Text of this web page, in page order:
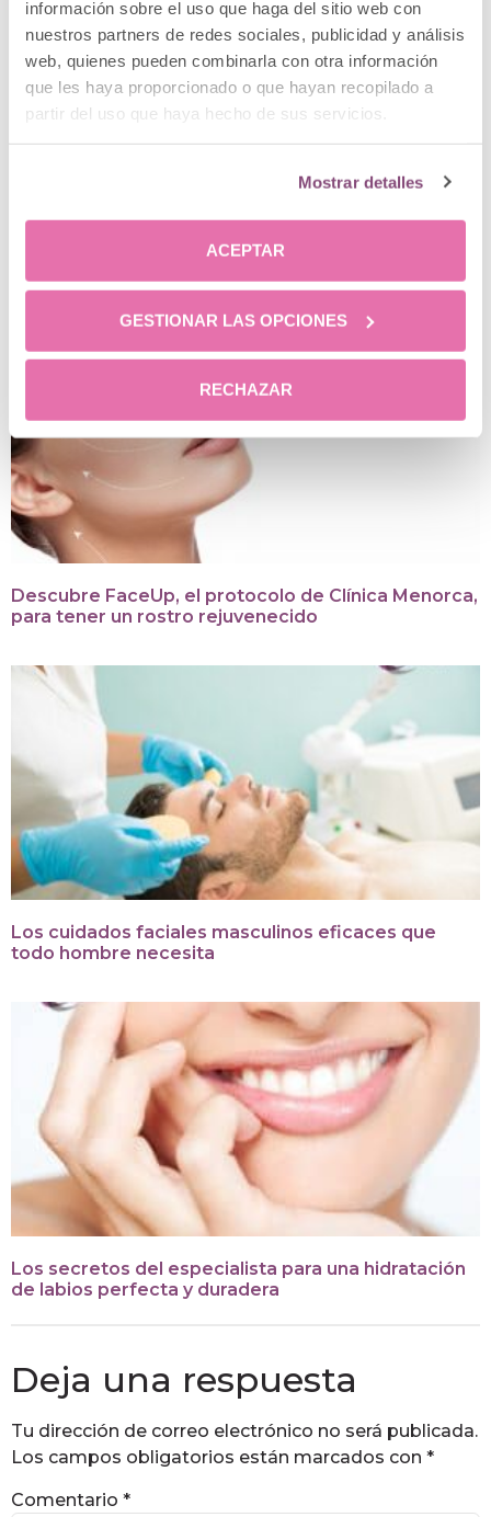
información sobre el uso que haga del sitio web con
nuestros partners de redes sociales, publicidad y análisis
web, quienes pueden combinarla con otra información
que les haya proporcionado o que hayan recopilado a
partir del uso que haya hecho de sus servicios.
Mostrar detalles
ACEPTAR
GESTIONAR LAS OPCIONES
RECHAZAR
Bioplastia
Posts relacionados
Descubre FaceUp, el protocolo de Clínica Menorca,
para tener un rostro rejuvenecido
Los cuidados faciales masculinos eficaces que
todo hombre necesita
Los secretos del especialista para una hidratación
de labios perfecta y duradera
Deja una respuesta
Tu dirección de correo electrónico no será publicada.
Los campos obligatorios están marcados con *
Comentario *